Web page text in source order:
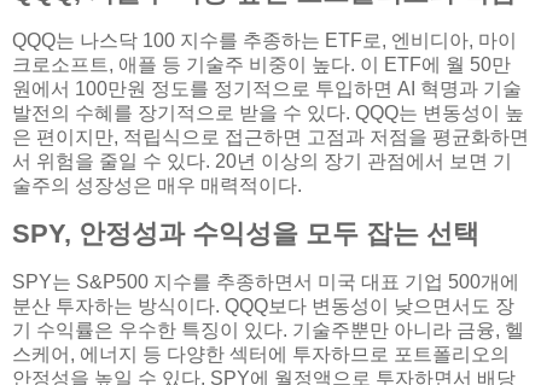
QQQ는 나스닥 100 지수를 추종하는 ETF로, 엔비디아, 마이
크로소프트, 애플 등 기술주 비중이 높다. 이 ETF에 월 50만
원에서 100만원 정도를 정기적으로 투입하면 AI 혁명과 기술
발전의 수혜를 장기적으로 받을 수 있다. QQQ는 변동성이 높
은 편이지만, 적립식으로 접근하면 고점과 저점을 평균화하면
서 위험을 줄일 수 있다. 20년 이상의 장기 관점에서 보면 기
술주의 성장성은 매우 매력적이다.
SPY, 안정성과 수익성을 모두 잡는 선택
SPY는 S&P500 지수를 추종하면서 미국 대표 기업 500개에
분산 투자하는 방식이다. QQQ보다 변동성이 낮으면서도 장
기 수익률은 우수한 특징이 있다. 기술주뿐만 아니라 금융, 헬
스케어, 에너지 등 다양한 섹터에 투자하므로 포트폴리오의
안정성을 높일 수 있다. SPY에 월정액으로 투자하면서 배당